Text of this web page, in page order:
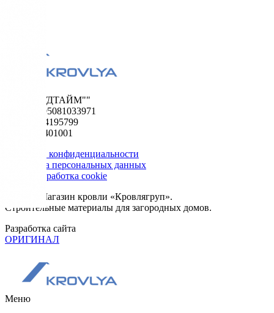
ООО "ФУДТАЙМ""
ОГРН 1195081033971
ИНН 5024195799
КПП 502401001
Политика конфиденциальности
Обработка персональных данных
Сбор и обработка cookie
© 2026. Магазин кровли «Кровлягруп».
Строительные материалы для загородных домов.
Разработка сайта
ОРИГИНАЛ
Меню